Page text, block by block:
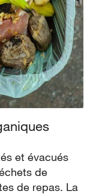
et évacués
de
de repas. La